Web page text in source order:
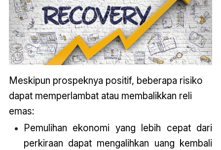
Meskipun prospeknya positif, beberapa risiko
dapat memperlambat atau membalikkan reli
emas:
Pemulihan ekonomi yang lebih cepat dari
perkiraan dapat mengalihkan uang kembali